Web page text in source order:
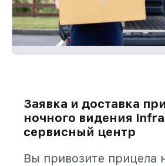
Заявка и доставка
ночного видения
сервисный центр
Вы привозите прицела